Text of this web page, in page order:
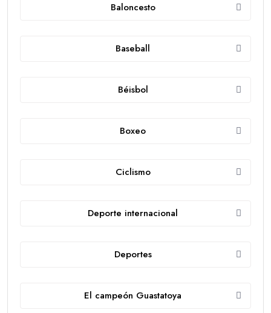
Baloncesto
Baseball
Béisbol
Boxeo
Ciclismo
Deporte internacional
Deportes
El campeón Guastatoya